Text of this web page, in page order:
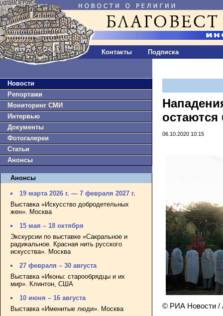
Контакты Подписка
Новости
Репортажи
Мониторинг СМИ
Интервью
Документы
Фотогалереи
Статьи
Анонсы
Анонсы
19 марта 2026 г. — 7 февраля 2027 г.
Выставка «Искусство добродетельных
жен». Москва
15 мая – 18 октября
Экскурсии по выставке «Сакральное и
радикальное. Красная нить русского
искусства». Москва
27 февраля – 30 августа
Выставка «Иконы: старообрядцы и их
мир». Клинтон, США
10 июня – 16 августа
Выставка «Именитые люди». Москва
06.10.2020 10:15
© РИА Новости /